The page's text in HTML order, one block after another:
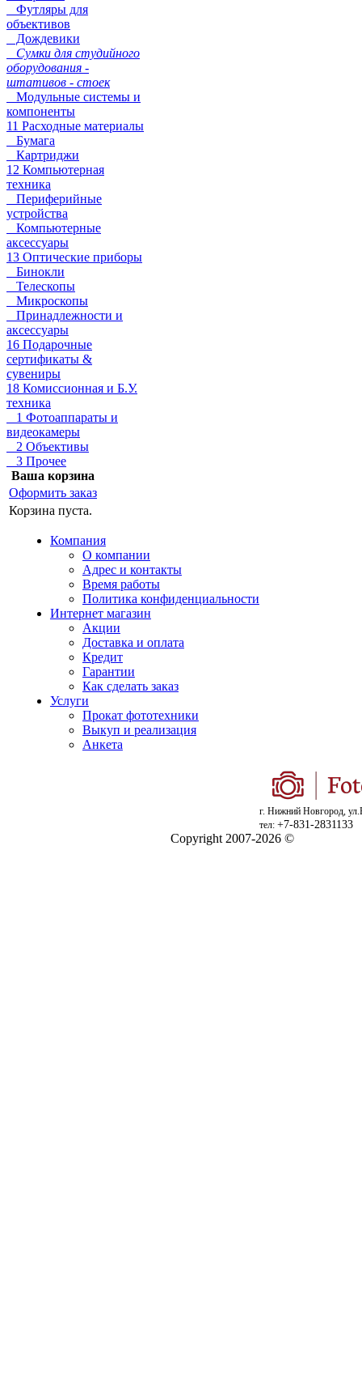
Футляры для
объективов
Дождевики
Сумки для студийного
оборудования -
штативов - стоек
Модульные системы и
компоненты
11 Расходные материалы
Бумага
Картриджи
12 Компьютерная
техника
Периферийные
устройства
Компьютерные
аксессуары
13 Оптические приборы
Бинокли
Телескопы
Микроскопы
Принадлежности и
аксессуары
16 Подарочные
сертификаты &
сувениры
18 Комиссионная и Б.У.
техника
1 Фотоаппараты и
видеокамеры
2 Объективы
3 Прочее
Ваша корзина
Оформить заказ
Корзина пуста.
Компания
О компании
Адрес и контакты
Время работы
Политика конфиденциальности
Интернет магазин
Акции
Доставка и оплата
Кредит
Гарантии
Как сделать заказ
Услуги
Прокат фототехники
Выкуп и реализация
Анкета
г. Нижний Новгород,
тел: +7-831-2831133
Copyright 2007-2026 ©